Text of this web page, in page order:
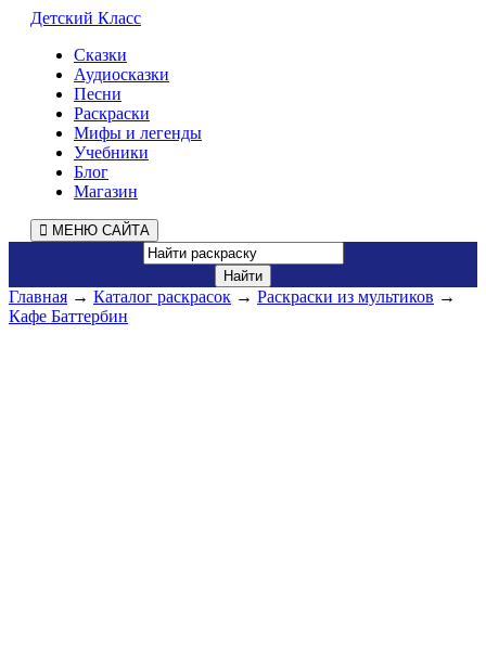
Детский Класс
Сказки
Аудиосказки
Песни
Раскраски
Мифы и легенды
Учебники
Блог
Магазин
МЕНЮ САЙТА
Главная → Каталог раскрасок → Раскраски из мультиков →
Кафе Баттербин